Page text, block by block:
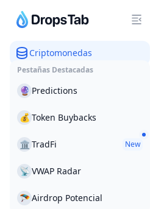
Criptomonedas
Pestañas Destacadas
🔮 Predictions
💰 Token Buybacks
🏛 TradFi New
📡 VWAP Radar
🪂Airdrop Potencial
8.86% BTC $64,962.21